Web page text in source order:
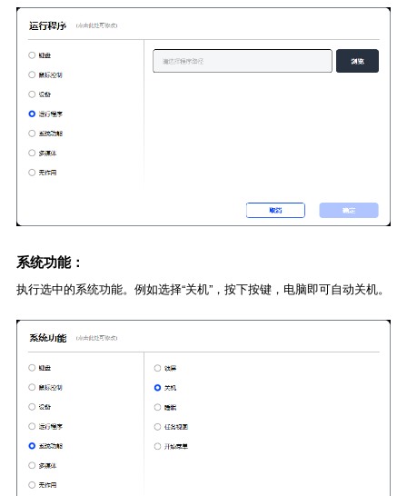
系统功能：
执行选中的系统功能。例如选择“关机”，按下按键，电脑即可自动关机。